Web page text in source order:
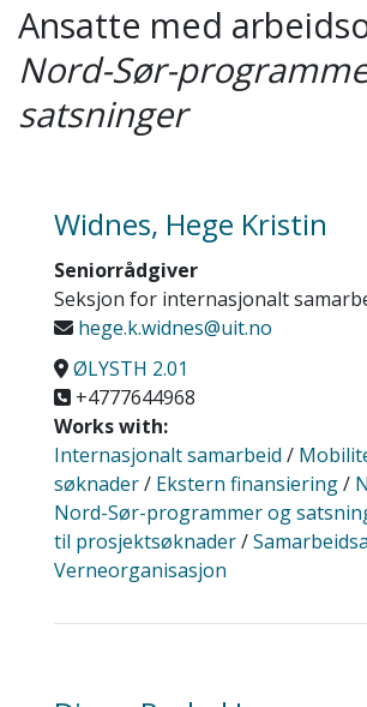
Ansatte med
Nord-Sør-
satsninger
Widnes, Hege Kristin
Seniorrådgiver
Seksjon for internasjonalt
hege.k.widnes@uit.no
ØLYSTH 2.01
+4777644968
Works with:
Internasjonalt samarbeid /
søknader/ Ekstern finansiering/
Nord-Sør-programmer og
til prosjektsøknader/
Verneorganisasjon